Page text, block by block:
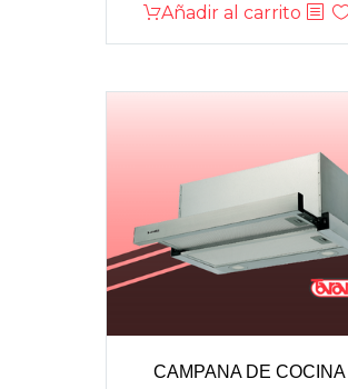
Añadir al carrito
CAMPANA DE COCINA